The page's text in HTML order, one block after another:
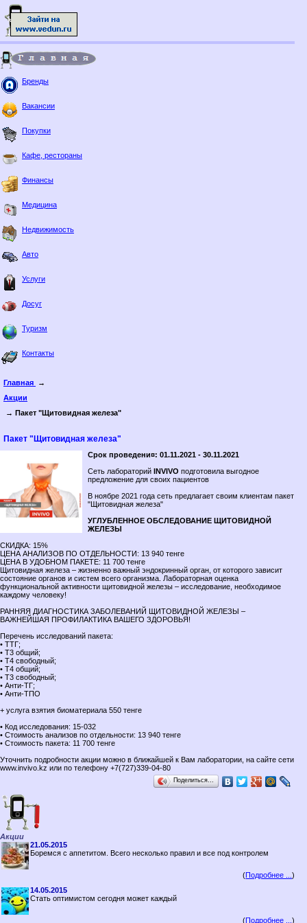
Бренды
Вакансии
Покупки
Кафе, рестораны
Финансы
Медицина
Недвижимость
Авто
Услуги
Досуг
Туризм
Контакты
Главная
→
Акции
→ Пакет "Щитовидная железа"
Пакет "Щитовидная железа"
Срок проведени¤: 01.11.2021 - 30.11.2021
Сеть лабораторий INVIVO подготовила выгодное
предложение для своих пациентов
В ноябре 2021 года сеть предлагает своим клиентам пакет
"Щитовидная железа"
УГЛУБЛЕННОЕ ОБСЛЕДОВАНИЕ ЩИТОВИДНОЙ
ЖЕЛЕЗЫ
СКИДКА: 15%
ЦЕНА АНАЛИЗОВ ПО ОТДЕЛЬНОСТИ: 13 940 тенге
ЦЕНА В УДОБНОМ ПАКЕТЕ: 11 700 тенге
Щитовидная железа – жизненно важный эндокринный орган, от которого зависит
состояние органов и систем всего организма. Лабораторная оценка
функциональной активности щитовидной железы – исследование, необходимое
каждому человеку!
РАННЯЯ ДИАГНОСТИКА ЗАБОЛЕВАНИЙ ЩИТОВИДНОЙ ЖЕЛЕЗЫ –
ВАЖНЕЙШАЯ ПРОФИЛАКТИКА ВАШЕГО ЗДОРОВЬЯ!
Перечень исследований пакета:
• ТТГ;
• Т3 общий;
• Т4 свободный;
• Т4 общий;
• Т3 свободный;
• Анти-ТГ;
• Анти-ТПО
+ услуга взятия биоматериала 550 тенге
• Код исследования: 15-032
• Стоимость анализов по отдельности: 13 940 тенге
• Стоимость пакета: 11 700 тенге
Уточнить подробности акции можно в ближайшей к Вам лаборатории, на сайте сети
www.invivo.kz или по телефону +7(727)339-04-80
Поделиться…
Акции
21.05.2015
Боремся с аппетитом. Всего несколько правил и все под контролем
(Подробнее ...)
14.05.2015
Стать оптимистом сегодня может каждый
(Подробнее ...)